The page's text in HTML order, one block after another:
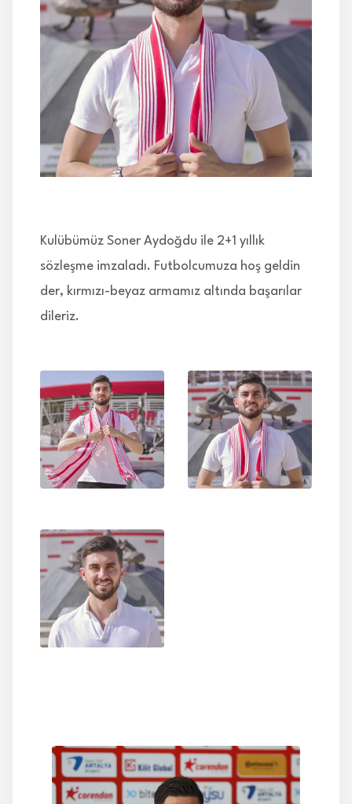
İLETİŞİM
Kulübümüz Soner Aydoğdu ile 2+1 yıllık
sözleşme imzaladı. Futbolcumuza hoş geldin
der, kırmızı-beyaz armamız altında başarılar
dileriz.